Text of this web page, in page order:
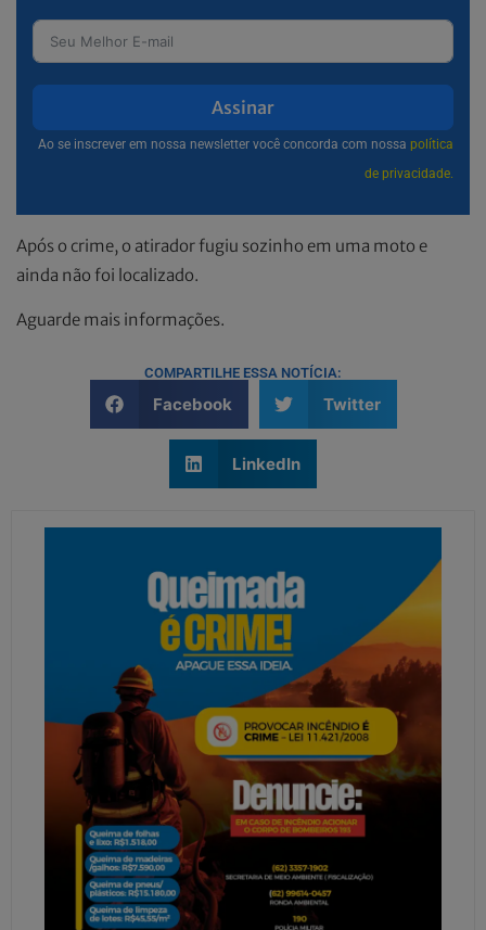
Assinar
Ao se inscrever em nossa newsletter você concorda com nossa política
de privacidade.
Após o crime, o atirador fugiu sozinho em uma moto e
ainda não foi localizado.
Aguarde mais informações.
COMPARTILHE ESSA NOTÍCIA:
Facebook Twitter
LinkedIn